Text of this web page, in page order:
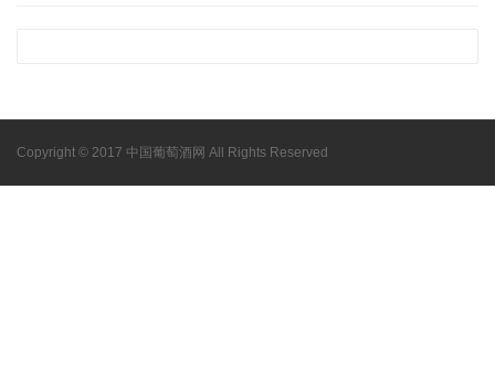
Copyright © 2017 中国葡萄酒网 All Rights Reserved